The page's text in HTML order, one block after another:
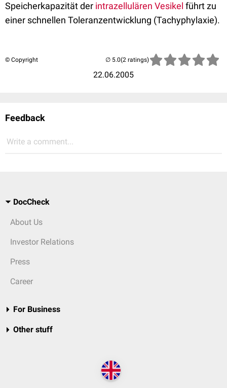
Speicherkapazität der intrazellulären Vesikel führt zu
einer schnellen Toleranzentwicklung (Tachyphylaxie).
© Copyright
22.06.2005
(2 ratings)
Feedback
Write a comment...
DocCheck
About Us
Investor Relations
Press
Career
For Business
Other stuff